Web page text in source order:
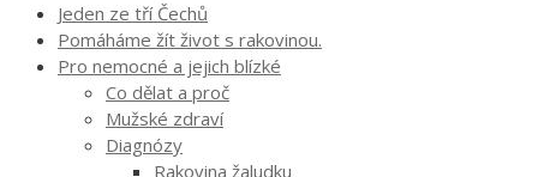
Jeden ze tří Čechů
Pomáháme žít život s rakovinou.
Pro nemocné a jejich blízké
Co dělat a proč
Mužské zdraví
Diagnózy
Rakovina žaludku